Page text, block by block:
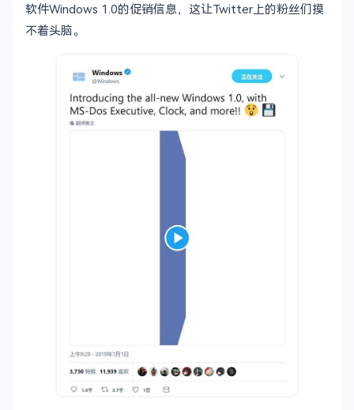
软件Windows 1.0的促销信息，这让Twitter上的粉丝们摸
不着头脑。